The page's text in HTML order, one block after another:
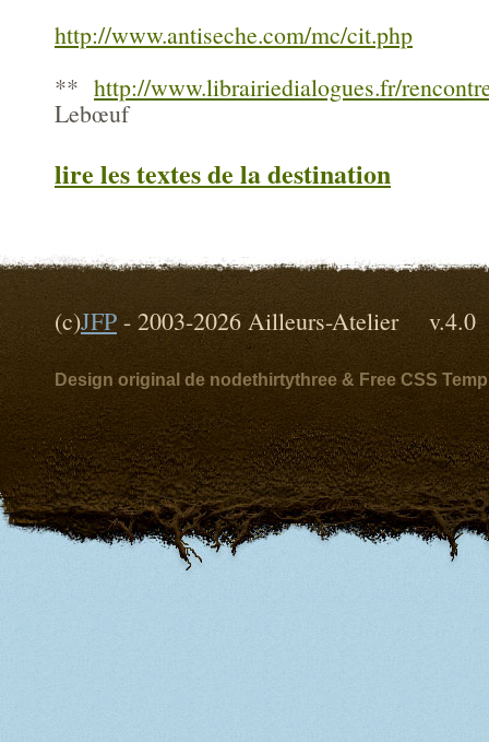
http://www.antiseche.com/mc/cit.php
** http://www.librairiedialogues.fr/
Lebœuf
lire les textes de la destination
(c)JFP - 2003-2026 Ailleurs-Atelier
Design original de nodethirtythree & Free CSS